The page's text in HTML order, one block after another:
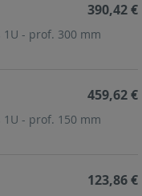
- prof. 300 mm
390,42 €
- prof. 150 mm
459,62 €
123,86 €